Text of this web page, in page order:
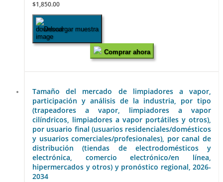
$1,850.00
Descargar muestra
Comprar ahora
Tamaño del mercado de limpiadores a vapor,
participación y análisis de la industria, por tipo
(trapeadores a vapor, limpiadores a vapor
cilíndricos, limpiadores a vapor portátiles y otros),
por usuario final (usuarios residenciales/domésticos
y usuarios comerciales/profesionales), por canal de
distribución (tiendas de electrodomésticos y
electrónica, comercio electrónico/en línea,
hipermercados y otros) y pronóstico regional, 2026-
2034